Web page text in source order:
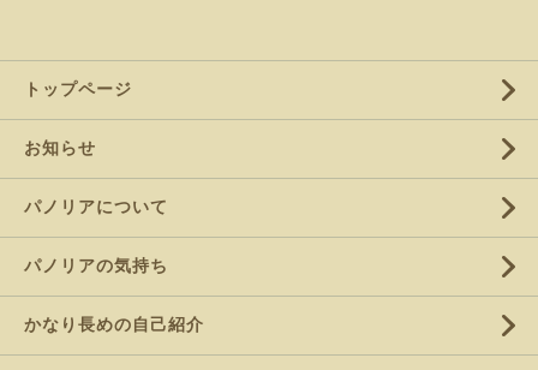
トップページ
お知らせ
パノリアについて
パノリアの気持ち
かなり長めの自己紹介